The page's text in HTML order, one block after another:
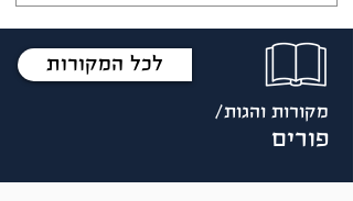
לכל המקורות
מקורות והגות/
פורים